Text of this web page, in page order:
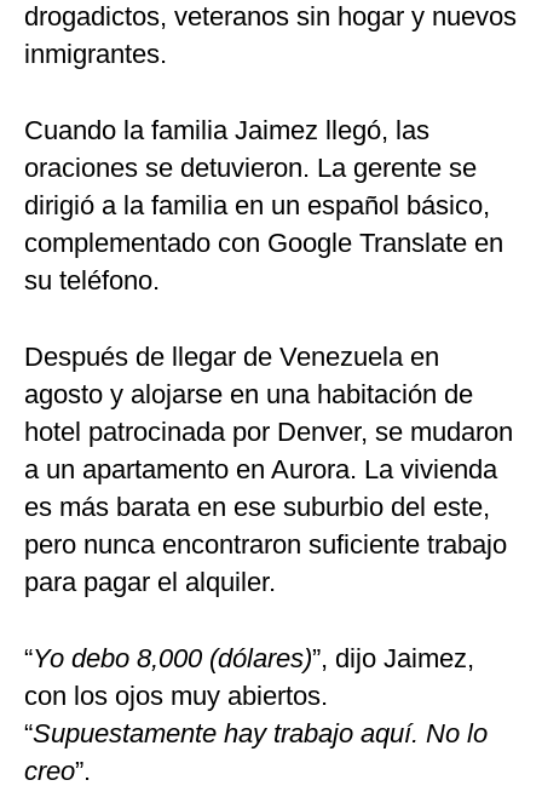
drogadictos, veteranos sin hogar y nuevos
inmigrantes.
Cuando la familia Jaimez llegó, las
oraciones se detuvieron. La gerente se
dirigió a la familia en un español básico,
complementado con Google Translate en
su teléfono.
Después de llegar de Venezuela en
agosto y alojarse en una habitación de
hotel patrocinada por Denver, se mudaron
a un apartamento en Aurora. La vivienda
es más barata en ese suburbio del este,
pero nunca encontraron suficiente trabajo
para pagar el alquiler.
“Yo debo 8,000 (dólares)”, dijo Jaimez,
con los ojos muy abiertos.
“Supuestamente hay trabajo aquí. No lo
creo”.